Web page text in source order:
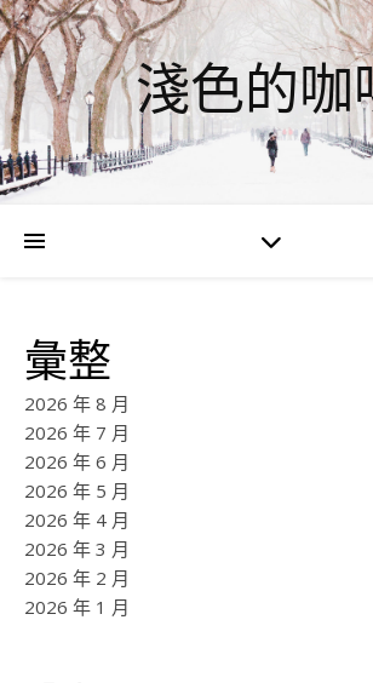
淺色的咖
彙整
2026 年 8 月
2026 年 7 月
2026 年 6 月
2026 年 5 月
2026 年 4 月
2026 年 3 月
2026 年 2 月
2026 年 1 月